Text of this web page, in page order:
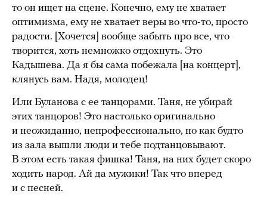
то он ищет на сцене. Конечно, ему не хватает
оптимизма, ему не хватает веры во что-то, просто
радости. [Хочется] вообще забыть про все, что
творится, хоть немножко отдохнуть. Это
Кадышева. Да я бы сама побежала [на концерт],
клянусь вам. Надя, молодец!
Или Буланова с ее танцорами. Таня, не убирай
этих танцоров! Это настолько оригинально
и неожиданно, непрофессионально, но как будто
из зала вышли люди и тебе подтанцовывают.
В этом есть такая фишка! Таня, на них будет скоро
ходить народ. Ай да мужики! Так что вперед
и с песней.